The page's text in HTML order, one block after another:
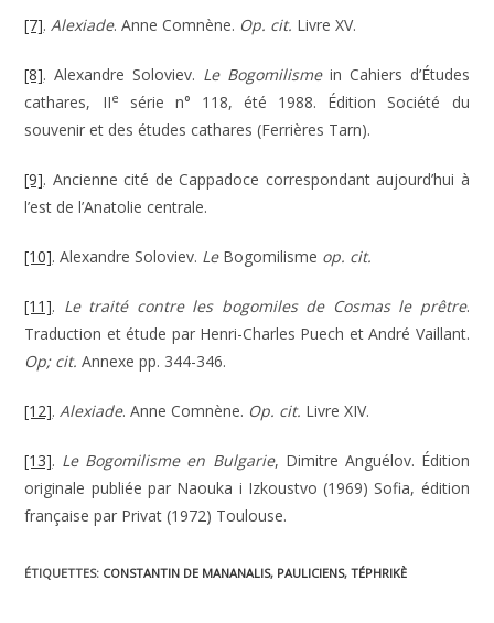
[7].Alexiade. Anne Comnène. Op. cit. Livre XV.
[8]. Alexandre Soloviev. Le Bogomilismein Cahiers d’Études
cathares, IIe
série n° 118, été 1988. Édition Société du
souvenir et des études cathares (Ferrières Tarn).
[9]. Ancienne cité de Cappadoce correspondant aujourd’hui à
l’est de l’Anatolie centrale.
[10]. Alexandre Soloviev. Le Bogomilisme op. cit.
[11]. Le traité contre les bogomiles de Cosmas le prêtre.
Traduction et étude par Henri-Charles Puech et André Vaillant.
Op; cit. Annexe pp. 344-346.
[12].Alexiade. Anne Comnène. Op. cit. Livre XIV.
[13]. Le Bogomilisme en Bulgarie, Dimitre Anguélov. Édition
originale publiée par Naouka i Izkoustvo (1969) Sofia, édition
française par Privat (1972) Toulouse.
ÉTIQUETTES: CONSTANTIN DE MANANALIS, PAULICIENS, TÉPHRIKÈ